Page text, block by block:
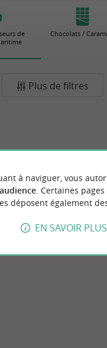
de
Chocolats /
Plus de filtres
à naviguer, vous
. Certaines
déposent également
EN SAVOIR PLUS